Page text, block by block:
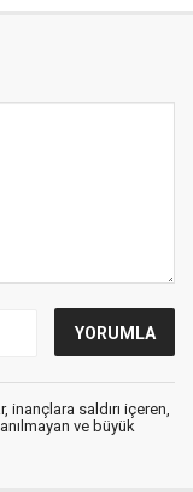
saldırı içeren,
ve büyük